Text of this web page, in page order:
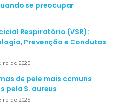
se preocupar
Respiratório (VSR):
Prevenção e Condutas
de 2025
de pele mais comuns
pela S. aureus
de 2025